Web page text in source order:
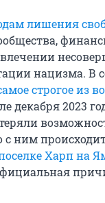
лишения
нацизма. В
строгое из
декабря 2023
ним
Харп на